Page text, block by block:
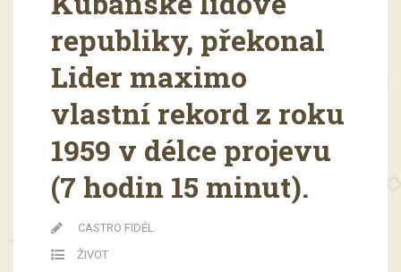
republiky, překonal
Lider maximo
vlastní rekord z roku
1959 v délce projevu
(7 hodin 15 minut).
CASTRO FIDÉL
ŽIVOT